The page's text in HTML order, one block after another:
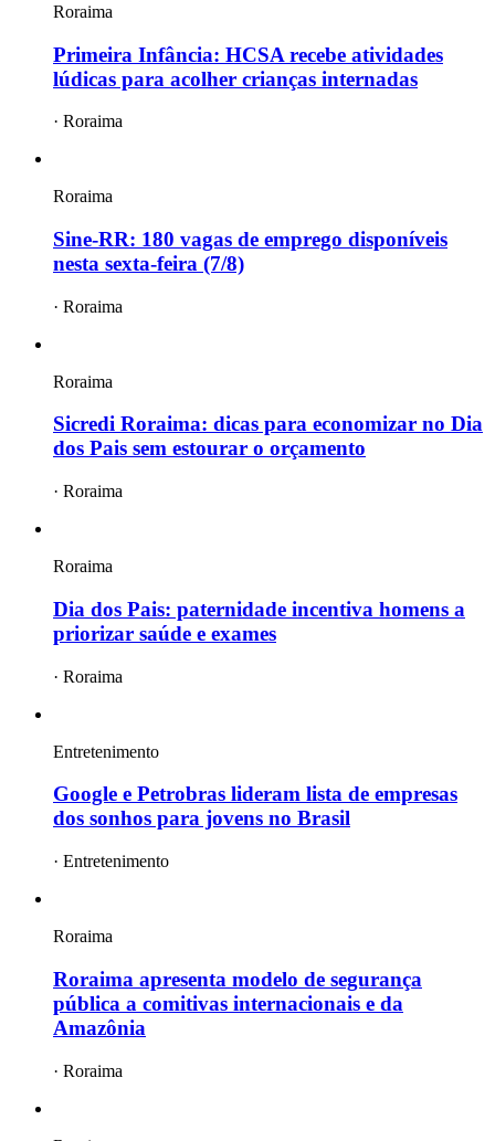
Roraima
Primeira Infância: HCSA recebe atividades
lúdicas para acolher crianças internadas
· Roraima
Roraima
Sine-RR: 180 vagas de emprego disponíveis
nesta sexta-feira (7/8)
· Roraima
Roraima
Sicredi Roraima: dicas para economizar no Dia
dos Pais sem estourar o orçamento
· Roraima
Roraima
Dia dos Pais: paternidade incentiva homens a
priorizar saúde e exames
· Roraima
Entretenimento
Google e Petrobras lideram lista de empresas
dos sonhos para jovens no Brasil
· Entretenimento
Roraima
Roraima apresenta modelo de segurança
pública a comitivas internacionais e da
Amazônia
· Roraima